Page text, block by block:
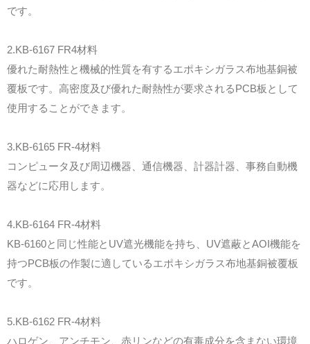
です。
2.KB-6167 FR4材料
優れた耐熱性と機械的性質を有するエポキシガラス布地基銅被
覆板です。高密度及び優れた耐熱性が要求されるPCB板として
使用することができます。
3.KB-6165 FR-4材料
コンピュータ及び周辺機器、通信機器、計器計器、事務自動機
器などに応用します。
4.KB-6164 FR-4材料
KB-6160と同じ性能とUV遮光機能を持ち、UV遮蔽とAOI機能を
持つPCB板の作製に適しているエポキシガラス布地基銅被覆板
です。
5.KB-6162 FR-4材料
ハロゲン、アンチモン、赤リンなどの有毒成分を含まない環境